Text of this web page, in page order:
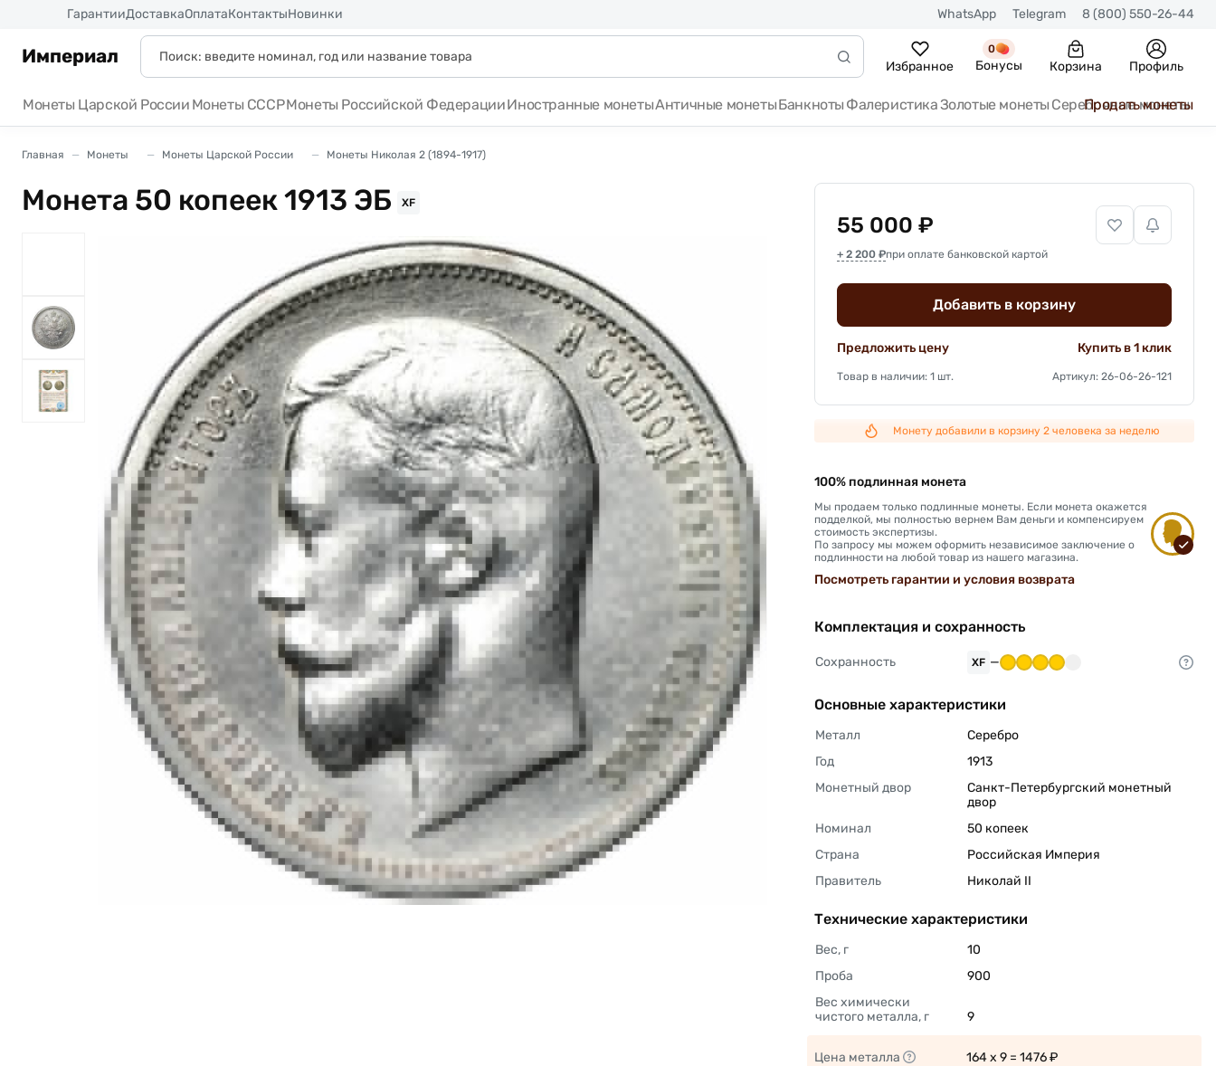
ГарантииДоставкаОплатаКонтактыНовинки WhatsApp Telegram 8 (800) 550-26-44
Империал Избранное
0
Бонусы Корзина Профиль
Монеты Царской России Монеты СССРМонеты Российской ФедерацииИностранные монетыАнтичные монетыБанкноты ФалеристикаЗолотые монеты Серебряные монеты
Продать монеты
Главная Монеты Монеты Царской России Монеты Николая 2 (1894-1917)
Монета 50 копеек 1913 ЭБ XF
55 000 ₽
+ 2 200 ₽при оплате банковской картой
Добавить в корзину
Предложить цену Купить в 1 клик
Товар в наличии: 1 шт. Артикул: 26-06-26-121
Монету добавили в корзину 2 человека за неделю
100% подлинная монета
Мы продаем только подлинные монеты. Если монета окажется
подделкой, мы полностью вернем Вам деньги и компенсируем
стоимость экспертизы.
По запросу мы можем оформить независимое заключение о
подлинности на любой товар из нашего магазина.
Посмотреть гарантии и условия возврата
Комплектация и сохранность
Сохранность XF —
Основные характеристики
Металл
Серебро
Год
1913
Монетный двор
Санкт-Петербургский монетный
двор
Номинал
50 копеек
Страна
Российская Империя
Правитель
Николай II
Технические характеристики
Вес, г
10
Проба
900
Вес химически
чистого металла, г
9
Цена металла 164 x 9 = 1476 ₽